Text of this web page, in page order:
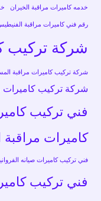
خدمه كاميرات مراقبة الخيران
رقم فني كاميرات مراقبة
شركة تركيب
شركة تركيب كاميرات مراقبة
شركة تركيب كاميرات
فني تركيب
كاميرات مراقبة
فني تركيب كاميرات صيانه
فني تركيب